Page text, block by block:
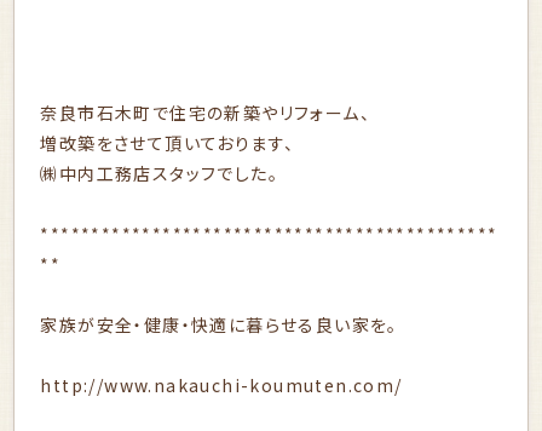
奈良市石木町で住宅の新築やリフォーム、
増改築をさせて頂いております、
㈱中内工務店スタッフでした。
*********************************************
**
家族が安全・健康・快適に暮らせる良い家を。
http://www.nakauchi-koumuten.com/